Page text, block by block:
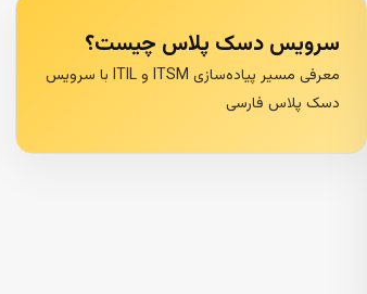
سرویس دسک پلاس چیست؟
معرفی مسیر پیاده‌سازی ITSM و ITIL با سرویس
دسک پلاس فارسی